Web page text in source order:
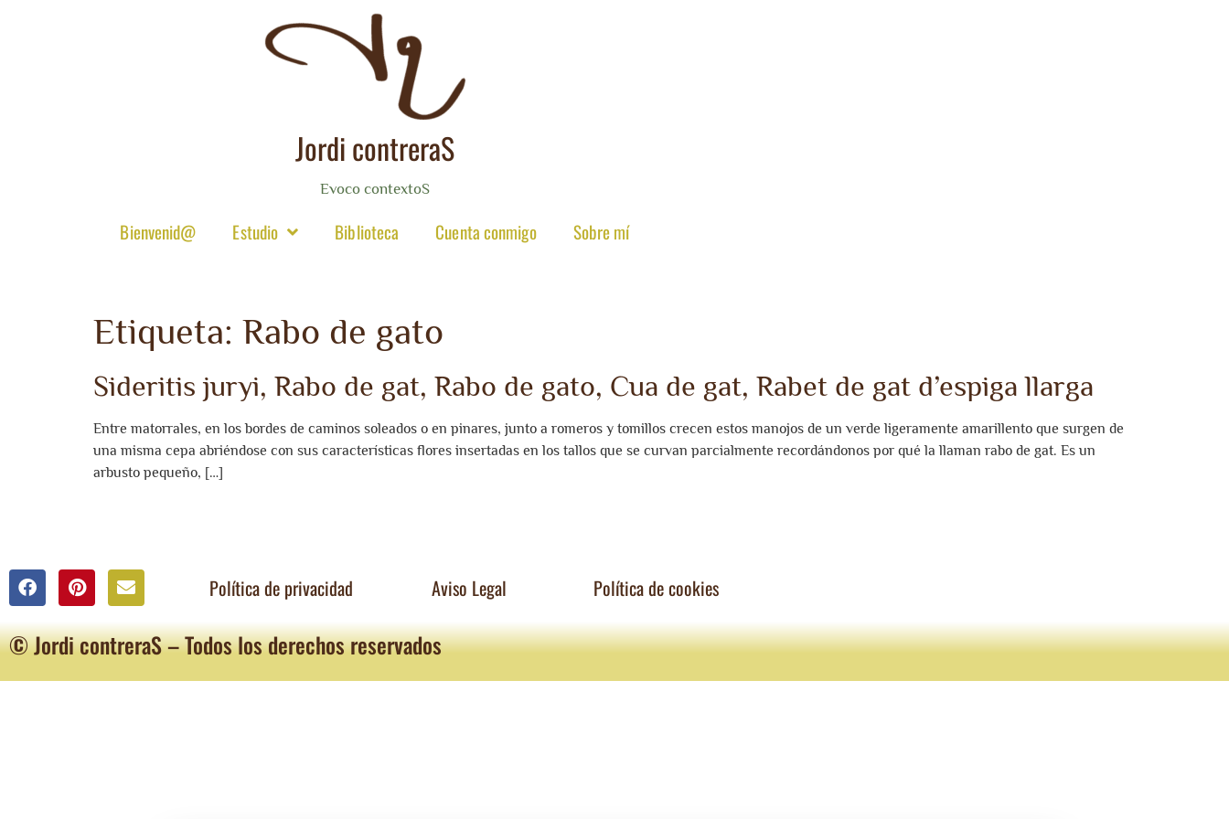
Jordi contreraS
Evoco contextoS
Bienvenid@ Estudio Biblioteca Cuenta conmigo Sobre mí
Etiqueta: Rabo de gato
Sideritis juryi, Rabo de gat, Rabo de gato, Cua de gat, Rabet de gat d’espiga llarga
Entre matorrales, en los bordes de caminos soleados o en pinares, junto a romeros y tomillos crecen estos manojos de un verde ligeramente amarillento que surgen de
una misma cepa abriéndose con sus características flores insertadas en los tallos que se curvan parcialmente recordándonos por qué la llaman rabo de gat. Es un
arbusto pequeño, […]
Política de privacidad Aviso Legal Política de cookies
© Jordi contreraS – Todos los derechos reservados